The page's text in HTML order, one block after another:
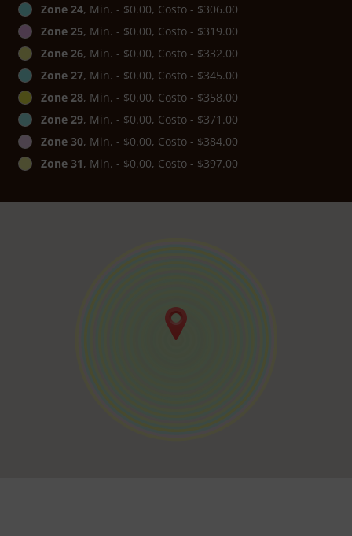
Zone 24, Min. - $0.00, Costo - $306.00
Zone 25, Min. - $0.00, Costo - $319.00
Zone 26, Min. - $0.00, Costo - $332.00
Zone 27, Min. - $0.00, Costo - $345.00
Zone 28, Min. - $0.00, Costo - $358.00
Zone 29, Min. - $0.00, Costo - $371.00
Zone 30, Min. - $0.00, Costo - $384.00
Zone 31, Min. - $0.00, Costo - $397.00